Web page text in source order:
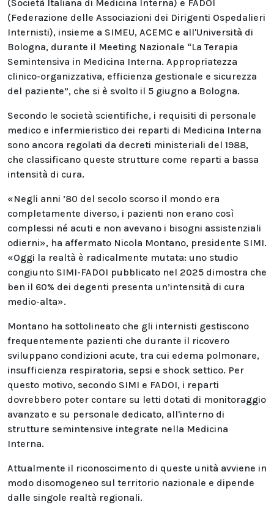
(Società Italiana di Medicina Interna) e FADOI
(Federazione delle Associazioni dei Dirigenti Ospedalieri
Internisti), insieme a SIMEU, ACEMC e all'Università di
Bologna, durante il Meeting Nazionale “La Terapia
Semintensiva in Medicina Interna. Appropriatezza
clinico-organizzativa, efficienza gestionale e sicurezza
del paziente”, che si è svolto il 5 giugno a Bologna.
Secondo le società scientifiche, i requisiti di personale
medico e infermieristico dei reparti di Medicina Interna
sono ancora regolati da decreti ministeriali del 1988,
che classificano queste strutture come reparti a bassa
intensità di cura.
«Negli anni ’80 del secolo scorso il mondo era
completamente diverso, i pazienti non erano così
complessi né acuti e non avevano i bisogni assistenziali
odierni», ha affermato Nicola Montano, presidente SIMI.
«Oggi la realtà è radicalmente mutata: uno studio
congiunto SIMI-FADOI pubblicato nel 2025 dimostra che
ben il 60% dei degenti presenta un’intensità di cura
medio-alta».
Montano ha sottolineato che gli internisti gestiscono
frequentemente pazienti che durante il ricovero
sviluppano condizioni acute, tra cui edema polmonare,
insufficienza respiratoria, sepsi e shock settico. Per
questo motivo, secondo SIMI e FADOI, i reparti
dovrebbero poter contare su letti dotati di monitoraggio
avanzato e su personale dedicato, all'interno di
strutture semintensive integrate nella Medicina
Interna.
Attualmente il riconoscimento di queste unità avviene in
modo disomogeneo sul territorio nazionale e dipende
dalle singole realtà regionali.